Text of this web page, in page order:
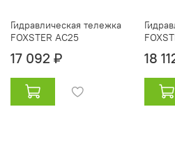
Гидравлическая тележка
FOXSTER AC25
17 092 ₽ 18